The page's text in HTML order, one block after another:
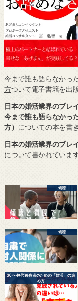
今まで誰も語らなかっ
方ついて電子書籍を出
日本の婚活業界のブレ
今まで誰も語らなかっ
方） についての本を書
日本の婚活業界のブレ
について書かれていま
傾聴
傾聴
30〜40代独身者のための「婚活」の進
め方